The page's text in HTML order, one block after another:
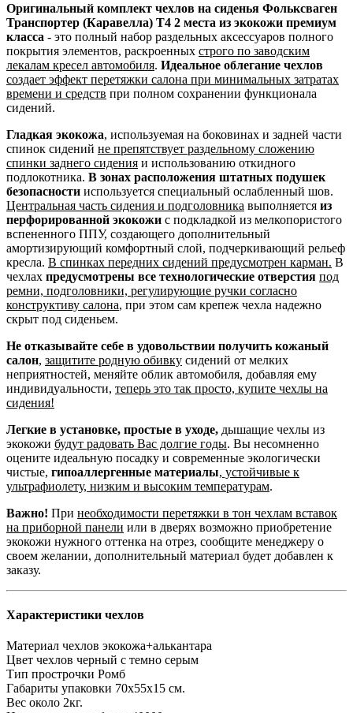
Оригинальный комплект чехлов на сиденья Фольксваген
Транспортер (Каравелла) Т4 2 места из экокожи премиум
класса - это полный набор раздельных аксессуаров полного
покрытия элементов, раскроенных строго по заводским
лекалам кресел автомобиля. Идеальное облегание чехлов
создает эффект перетяжки салона при минимальных затратах
времени и средств при полном сохранении функционала
сидений.
Гладкая экокожа, используемая на боковинах и задней части
спинок сидений не препятствует раздельному сложению
спинки заднего сидения и использованию откидного
подлокотника. В зонах расположения штатных подушек
безопасности используется специальный ослабленный шов.
Центральная часть сидения и подголовника выполняется из
перфорированной экокожи с подкладкой из мелкопористого
вспененного ППУ, создающего дополнительный
амортизирующий комфортный слой, подчеркивающий рельеф
кресла. В спинках передних сидений предусмотрен карман. В
чехлах предусмотрены все технологические отверстия под
ремни, подголовники, регулирующие ручки согласно
конструктиву салона, при этом сам крепеж чехла надежно
скрыт под сиденьем.
Не отказывайте себе в удовольствии получить кожаный
салон, защитите родную обивку сидений от мелких
неприятностей, меняйте облик автомобиля, добавляя ему
индивидуальности, теперь это так просто, купите чехлы на
сидения!
Легкие в установке, простые в уходе, дышащие чехлы из
экокожи будут радовать Вас долгие годы. Вы несомненно
оцените идеальную посадку и современные экологически
чистые, гипоаллергенные материалы, устойчивые к
ультрафиолету, низким и высоким температурам.
Важно! При необходимости перетяжки в тон чехлам вставок
на приборной панели или в дверях возможно приобретение
экокожи нужного оттенка на отрез, сообщите менеджеру о
своем желании, дополнительный материал будет добавлен к
заказу.
Характеристики чехлов
Материал чехлов экокожа+алькантара
Цвет чехлов черный с темно серым
Тип прострочки Ромб
Габариты упаковки 70х55х15 см.
Вес около 2кг.